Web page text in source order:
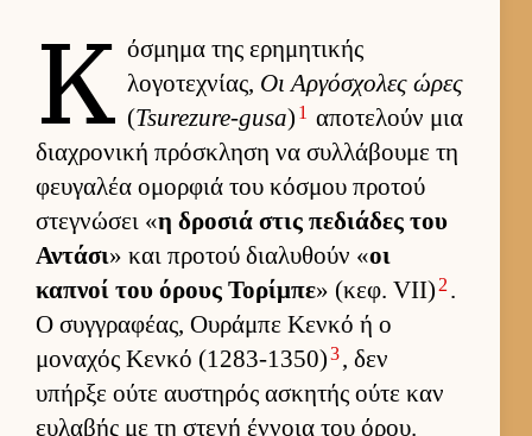
Κ όσμημα της ερημητικής
λογοτεχνίας, Οι Αρ­γόσχολες ώρες
(Tsurezure-gusa) 1 αποτελούν μια
δια­χρονική πρόσκληση να συλ­λάβουμε τη
φευ­γαλέα ομορ­φιά του κόσμου προτού
στεγνώσει «η δροσιά στις πεδιάδες του
Αντάσι» και προτού δια­λυθούν «οι
καπνοί του όρους Τορίμπε» (κεφ. VII) 2 .
Ο συγ­γραφέας, Ου­ράμπε Κενκό ή ο
μοναχός Κενκό (1283-1350)3, δεν
υπήρξε ούτε αυ­στηρός ασκητής ούτε καν
ευ­λαβής με τη στενή έν­νοια του όρου.